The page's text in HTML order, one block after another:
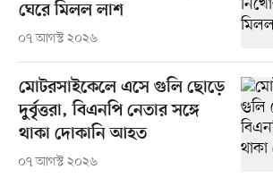
ঘেরে মিলল লাশ
০৭ আগস্ট ২০২৬
মোটরসাইকেলে এসে গুলি ছোড়ে
দুর্বৃত্তরা, বিএনপি নেতার সঙ্গে
থাকা দোকানি আহত
০৭ আগস্ট ২০২৬